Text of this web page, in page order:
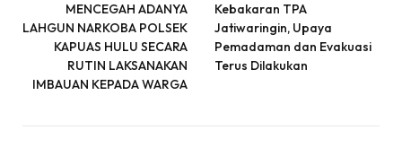
MENCEGAH ADANYA
LAHGUN NARKOBA POLSEK
KAPUAS HULU SECARA
RUTIN LAKSANAKAN
IMBAUAN KEPADA WARGA
Kebakaran TPA
Jatiwaringin, Upaya
Pemadaman dan Evakuasi
Terus Dilakukan